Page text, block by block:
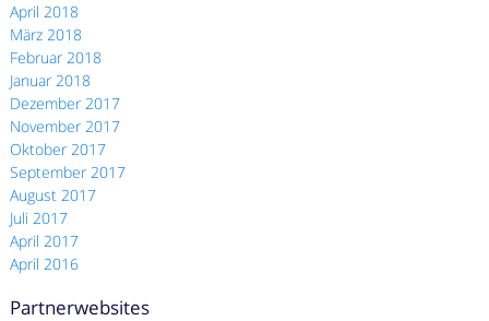
April 2018
März 2018
Februar 2018
Januar 2018
Dezember 2017
November 2017
Oktober 2017
September 2017
August 2017
Juli 2017
April 2017
April 2016
Partnerwebsites